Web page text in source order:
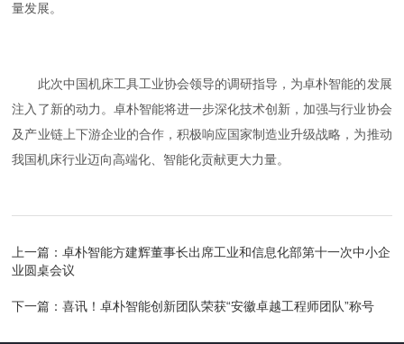
量发展。
此次中国机床工具工业协会领导的调研指导，为卓朴智能的发展
注入了新的动力。卓朴智能将进一步深化技术创新，加强与行业协会
及产业链上下游企业的合作，积极响应国家制造业升级战略，为推动
我国机床行业迈向高端化、智能化贡献更大力量。
上一篇：卓朴智能方建辉董事长出席工业和信息化部第十一次中小企
业圆桌会议
下一篇：喜讯！卓朴智能创新团队荣获“安徽卓越工程师团队”称号